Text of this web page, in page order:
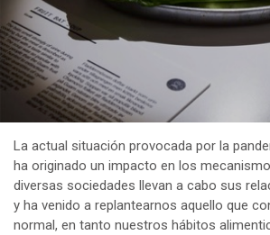
La actual situación provocada por la
ha originado un impacto en los
diversas sociedades llevan a cabo sus
y ha venido a replantearnos aquello que
normal, en tanto nuestros hábitos